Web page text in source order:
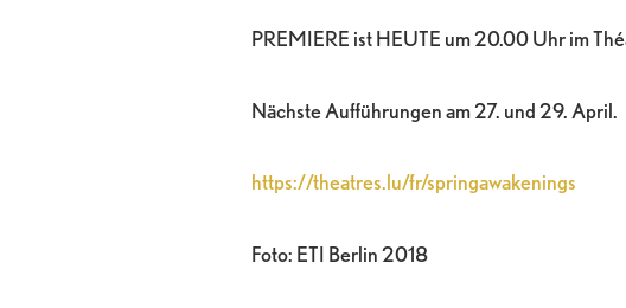
PREMIERE ist HEUTE um 20.00 Uhr im
Nächste Aufführungen am 27. und 29. April.
https://theatres.lu/fr/springawakenings
Foto: ETI Berlin 2018